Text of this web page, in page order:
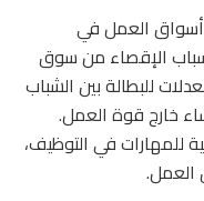
أسواق العمل في
الإقصاء من سوق
للبطالة بين الشباب
خارج قوة العمل.
للمهارات في التوظيف،
العمل.